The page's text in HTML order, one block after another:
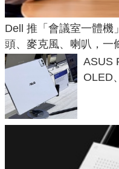
Dell 推「會議室一體機
頭、麥克風、喇叭，一
ASUS
OLED